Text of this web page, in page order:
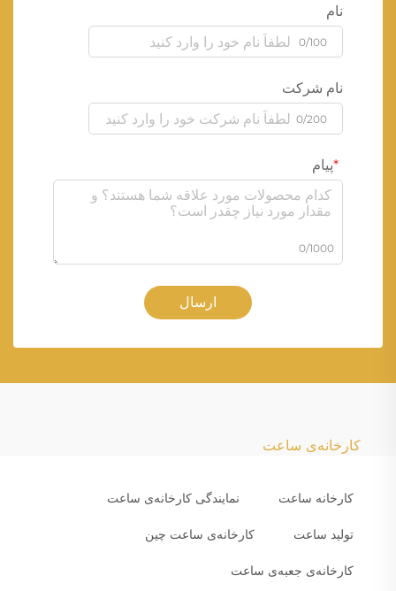
نام
0/100
نام شرکت
0/200
پیام
0/1000
ارسال
کارخانه‌ی ساعت
کارخانه ساعت نمایندگی کارخانه‌ی ساعت
تولید ساعت کارخانه‌ی ساعت چین
کارخانه‌ی جعبه‌ی ساعت